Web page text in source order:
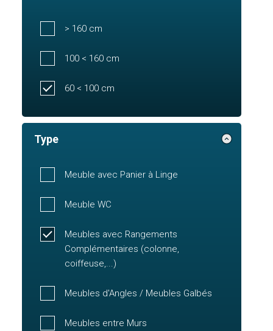
> 160 cm
100 < 160 cm
60 < 100 cm
Type
Meuble avec Panier à Linge
Meuble WC
Meubles avec Rangements
Complémentaires (colonne,
coiffeuse,...)
Meubles d'Angles / Meubles Galbés
Meubles entre Murs